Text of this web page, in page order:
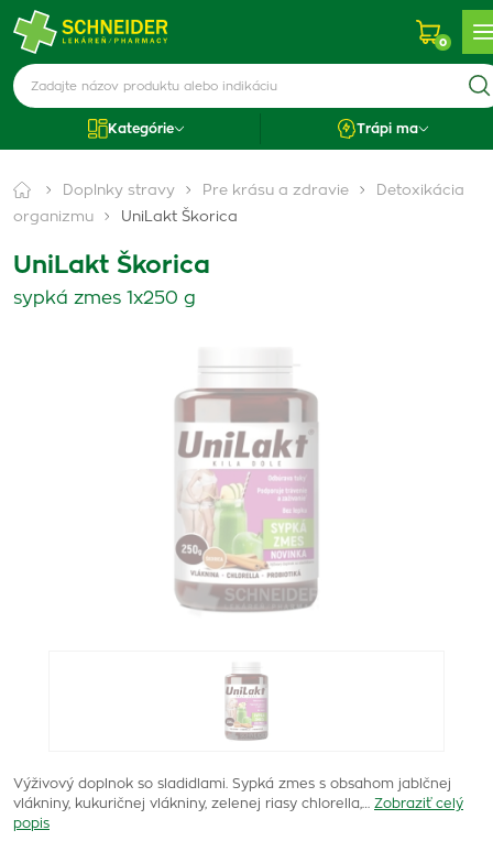
0
Kategórie Trápi ma
Doplnky stravy Pre krásu a zdravie
Detoxikácia
organizmu
UniLakt Škorica
UniLakt Škorica
sypká zmes 1x250 g
Výživový doplnok so sladidlami. Sypká zmes s obsahom jablčnej
vlákniny, kukuričnej vlákniny, zelenej riasy chlorella,…
Zobraziť celý
popis